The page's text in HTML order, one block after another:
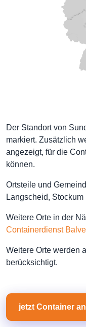
Der Standort von
markiert. Zusätzlich
angezeigt, für die
können.
Ortsteile und
Langscheid, Stockum
Weitere Orte in der
Containerdienst Balve
Weitere Orte werden
berücksichtigt.
jetzt Container